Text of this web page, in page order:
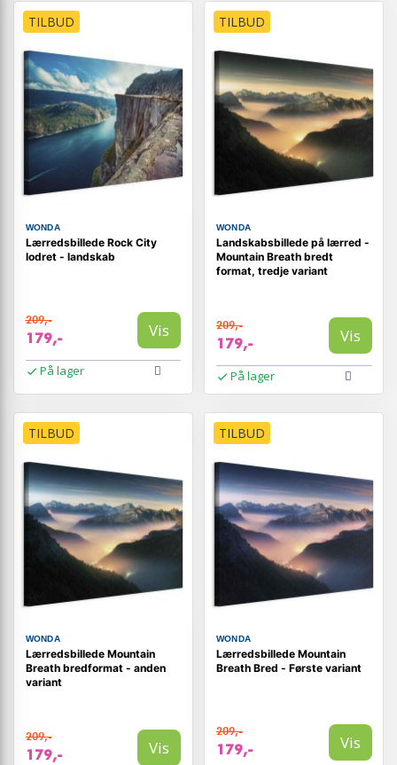
TILBUD
WONDA
Lærredsbillede Rock City
lodret - landskab
209,-
179,- Vis
På lager
TILBUD
WONDA
Landskabsbillede på lærred -
Mountain Breath bredt
format, tredje variant
209,-
179,- Vis
På lager
TILBUD
WONDA
Lærredsbillede Mountain
Breath bredformat - anden
variant
209,-
179,- Vis
TILBUD
WONDA
Lærredsbillede Mountain
Breath Bred - Første variant
209,-
179,- Vis